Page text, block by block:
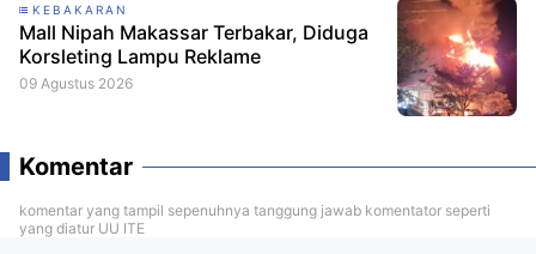
KEBAKARAN
Mall Nipah Makassar Terbakar, Diduga
Korsleting Lampu Reklame
09 Agustus 2026
Komentar
komentar yang tampil sepenuhnya tanggung jawab komentator seperti
yang diatur UU ITE